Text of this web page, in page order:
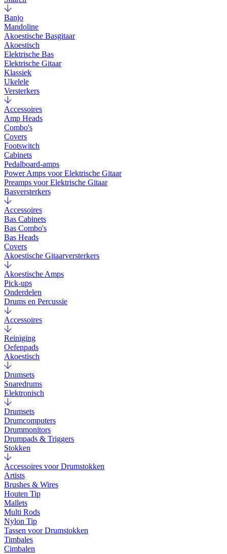
Banjo
Mandoline
Akoestische Basgitaar
Akoestisch
Elektrische Bas
Elektrische Gitaar
Klassiek
Ukelele
Versterkers
Accessoires
Amp Heads
Combo's
Covers
Footswitch
Cabinets
Pedalboard-amps
Power Amps voor Elektrische Gitaar
Preamps voor Elektrische Gitaar
Basversterkers
Accessoires
Bas Cabinets
Bas Combo's
Bas Heads
Covers
Akoestische Gitaarversterkers
Akoestische Amps
Pick-ups
Onderdelen
Drums en Percussie
Accessoires
Reiniging
Oefenpads
Akoestisch
Drumsets
Snaredrums
Elektronisch
Drumsets
Drumcomputers
Drummonitors
Drumpads & Triggers
Stokken
Accessoires voor Drumstokken
Artists
Brushes & Wires
Houten Tip
Mallets
Multi Rods
Nylon Tip
Tassen voor Drumstokken
Timbales
Cimbalen